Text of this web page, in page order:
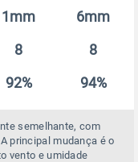
1mm 6mm
8 8
92% 94%
semelhante, com
principal mudança é o
vento e umidade